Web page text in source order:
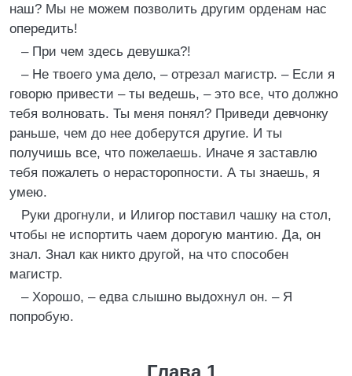
наш? Мы не можем позволить другим орденам нас
опередить!
– При чем здесь девушка?!
– Не твоего ума дело, – отрезал магистр. – Если я
говорю привести – ты ведешь, – это все, что должно
тебя волновать. Ты меня понял? Приведи девчонку
раньше, чем до нее доберутся другие. И ты
получишь все, что пожелаешь. Иначе я заставлю
тебя пожалеть о нерасторопности. А ты знаешь, я
умею.
Руки дрогнули, и Илигор поставил чашку на стол,
чтобы не испортить чаем дорогую мантию. Да, он
знал. Знал как никто другой, на что способен
магистр.
– Хорошо, – едва слышно выдохнул он. – Я
попробую.
Глава 1